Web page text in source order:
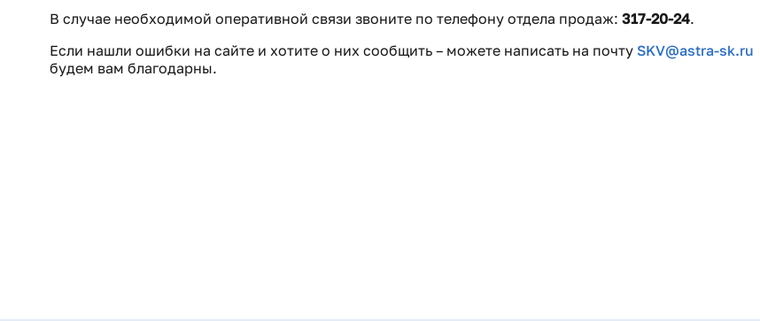
В случае необходимой оперативной связи звоните по телефону отдела продаж: 317-20-24.
Если нашли ошибки на сайте и хотите о них сообщить – можете написать на почту SKV@astra-sk.ru
будем вам благодарны.